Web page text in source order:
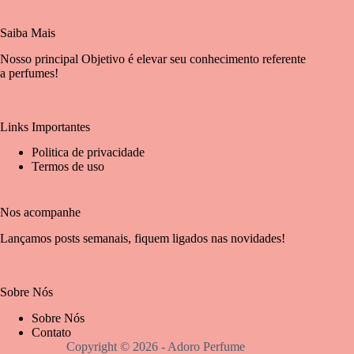
Saiba Mais
Nosso principal Objetivo é elevar seu conhecimento referente
a perfumes!
Links Importantes
Politica de privacidade
Termos de uso
Nos acompanhe
Lançamos posts semanais, fiquem ligados nas novidades!
Sobre Nós
Sobre Nós
Contato
Copyright © 2026 - Adoro Perfume